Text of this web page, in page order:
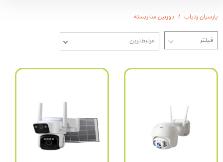
پارسیان ردیاب دوربین مداربسته
مرتبط‌ترین